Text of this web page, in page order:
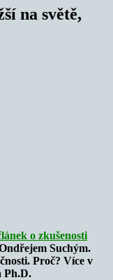
na světě,
o zkušenosti
Suchým.
Proč? Více v
Ph.D.